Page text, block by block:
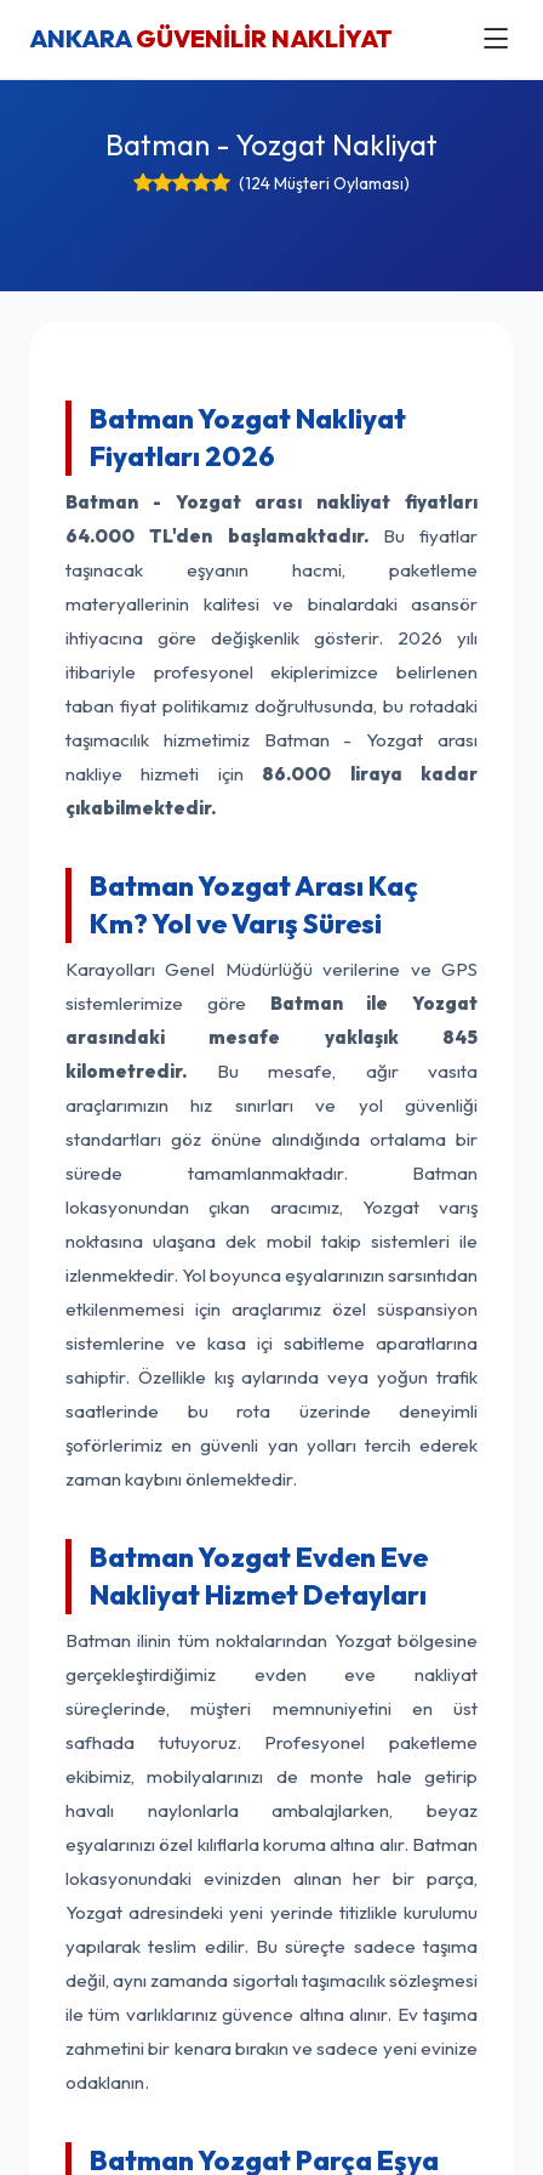
ANKARAGÜVENİLİR NAKLİYAT
Batman - Yozgat Nakliyat
(124 Müşteri Oylaması)
Batman Yozgat Nakliyat
Fiyatları 2026
Batman - Yozgat arası nakliyat fiyatları
64.000 TL'den başlamaktadır.Bu fiyatlar
taşınacak eşyanın hacmi, paketleme
materyallerinin kalitesi ve binalardaki asansör
ihtiyacına göre değişkenlik gösterir. 2026 yılı
itibariyle profesyonel ekiplerimizce belirlenen
taban fiyat politikamız doğrultusunda, bu rotadaki
taşımacılık hizmetimiz Batman - Yozgat arası
nakliye hizmeti için 86.000 liraya kadar
çıkabilmektedir.
Batman Yozgat Arası Kaç
Km? Yol ve Varış Süresi
Karayolları Genel Müdürlüğü verilerine ve GPS
sistemlerimize göre Batman ile Yozgat
arasındaki mesafe yaklaşık 845
kilometredir. Bu mesafe, ağır vasıta
araçlarımızın hız sınırları ve yol güvenliği
standartları göz önüne alındığında ortalama bir
sürede tamamlanmaktadır. Batman
lokasyonundan çıkan aracımız, Yozgat varış
noktasına ulaşana dek mobil takip sistemleri ile
izlenmektedir. Yol boyunca eşyalarınızın sarsıntıdan
etkilenmemesi için araçlarımız özel süspansiyon
sistemlerine ve kasa içi sabitleme aparatlarına
sahiptir. Özellikle kış aylarında veya yoğun trafik
saatlerinde bu rota üzerinde deneyimli
şoförlerimiz en güvenli yan yolları tercih ederek
zaman kaybını önlemektedir.
Batman Yozgat Evden Eve
Nakliyat Hizmet Detayları
Batman ilinin tüm noktalarından Yozgat bölgesine
gerçekleştirdiğimiz evden eve nakliyat
süreçlerinde, müşteri memnuniyetini en üst
safhada tutuyoruz. Profesyonel paketleme
ekibimiz, mobilyalarınızı de monte hale getirip
havalı naylonlarla ambalajlarken, beyaz
eşyalarınızı özel kılıflarla koruma altına alır. Batman
lokasyonundaki evinizden alınan her bir parça,
Yozgat adresindeki yeni yerinde titizlikle kurulumu
yapılarak teslim edilir. Bu süreçte sadece taşıma
değil, aynı zamanda sigortalı taşımacılık sözleşmesi
ile tüm varlıklarınız güvence altına alınır. Ev taşıma
zahmetini bir kenara bırakın ve sadece yeni evinize
odaklanın.
Batman Yozgat Parça Eşya